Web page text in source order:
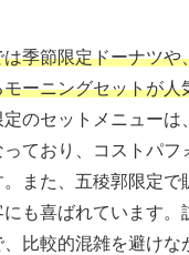
季節限定ドーナツや
ーニングセットが人
のセットメニューは
ており、コストパフ
また、五稜郭限定で
も喜ばれています。
比較的混雑を避けな